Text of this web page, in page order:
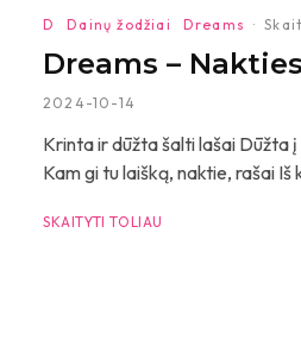
D Dainų žodžiai Dreams ·
Dreams –
2024-10-14
Krinta ir dūžta šalti lašai Dūžta
Kam gi tu laišką, naktie, rašai Iš
SKAITYTI TOLIAU